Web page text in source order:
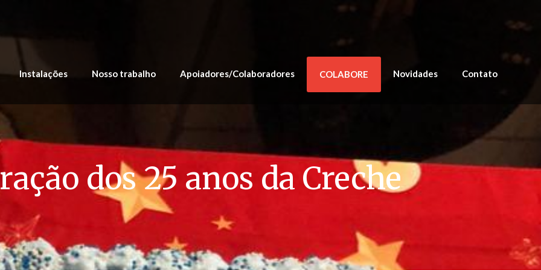
Instalações Nosso trabalho Apoiadores/Colaboradores COLABORE Novidades Contato
dos 25 anos da Creche